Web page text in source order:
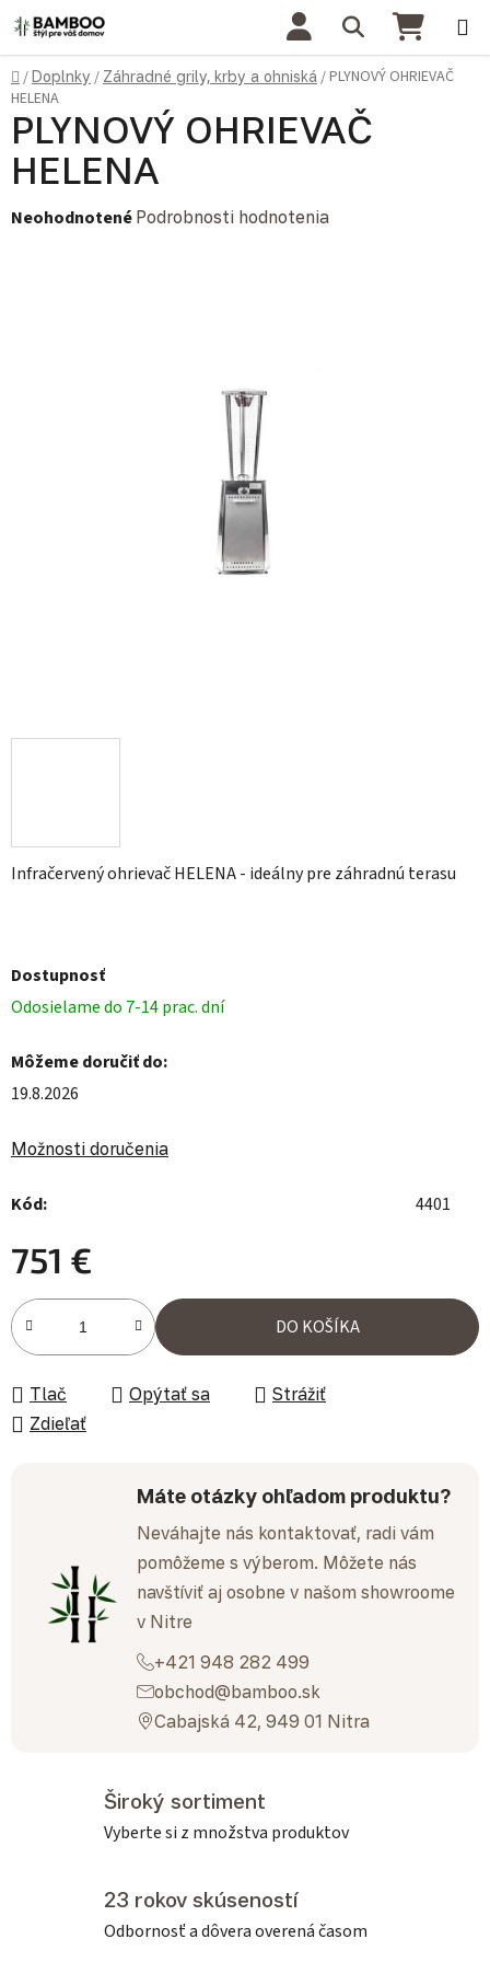
Prejsť na obsah Hľadať
Domov
/Doplnky / Záhradné grily, krby a ohniská /PLYNOVÝ OHRIEVAČ
HELENA
Infračervený ohrievač HELENA - ideálny pre záhradnú terasu
Dostupnosť
Odosielame do 7-14 prac. dní
Môžeme doručiť do:
19.8.2026
Možnosti doručenia
Kód: 4401
751 €
Jednotková cena:
DO KOŠÍKA
Tlač Opýtať sa
Strážiť
Zdieľať
Máte otázky ohľadom produktu?
Neváhajte nás kontaktovať, radi vám
pomôžeme s výberom. Môžete nás
navštíviť aj osobne v našom showroome
v Nitre
+421 948 282 499
obchod@bamboo.sk
Cabajská 42, 949 01 Nitra
PLYNOVÝ OHRIEVAČ
HELENA
Priemerné hodnotenie produktu je 0,0 z 5 hviezdičiek.
Neohodnotené Podrobnosti hodnotenia
Široký sortiment
Vyberte si z množstva produktov
23 rokov skúseností
Odbornosť a dôvera overená časom